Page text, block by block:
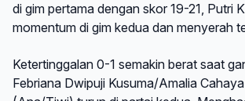
di gim pertama dengan skor 19-21, Putri
momentum di gim kedua dan menyerah
Ketertinggalan 0-1 semakin berat saat
Febriana Dwipuji Kusuma/Amalia